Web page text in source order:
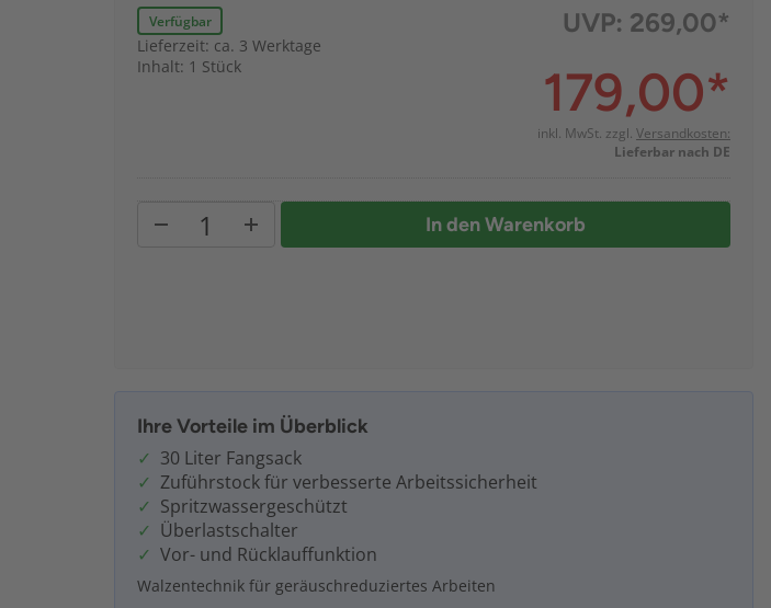
Verfügbar
Lieferzeit: ca. 3 Werktage
Inhalt: 1 Stück
UVP: 269,00*
179,00*
inkl. MwSt. zzgl. Versandkosten:
Lieferbar nach DE
In den Warenkorb
Ihre Vorteile im Überblick
30 Liter Fangsack
Zuführstock für verbesserte Arbeitssicherheit
Spritzwassergeschützt
Überlastschalter
Vor- und Rücklauffunktion
Walzentechnik für geräuschreduziertes Arbeiten